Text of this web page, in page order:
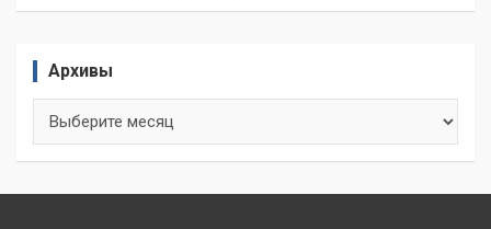
Архивы